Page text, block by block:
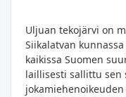
Uljuan tekojärvi on
Siikalatvan
kaikissa Suomen
laillisesti sallittu sen